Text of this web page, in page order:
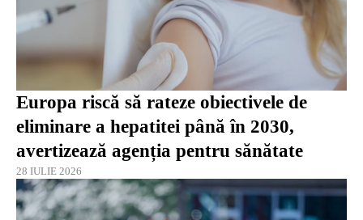
Europa riscă să rateze obiectivele de
eliminare a hepatitei până în 2030,
avertizează agenția pentru sănătate
28 IULIE 2026